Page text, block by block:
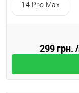
14 Pro Max
299 грн.